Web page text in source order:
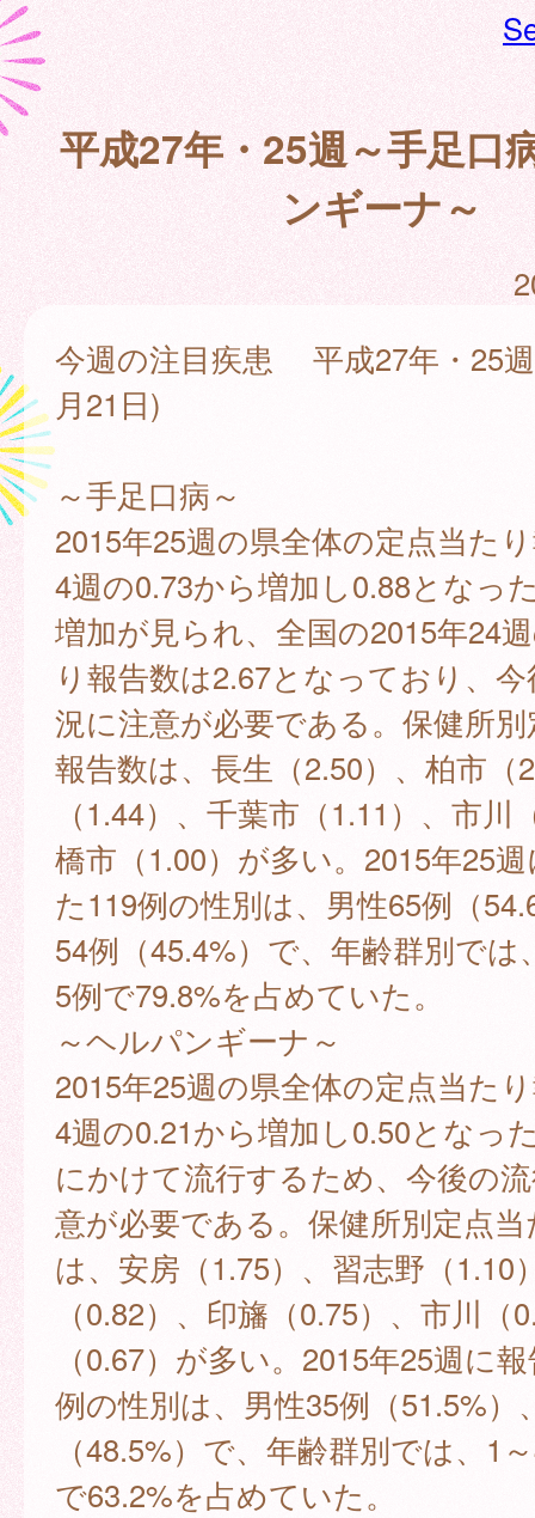
平成27年・25週～手足口
ンギーナ～
今週の注目疾患 平成27年・25
月21日)
～手足口病～
2015年25週の県全体の定点当た
4週の0.73から増加し0.88となっ
増加が見られ、全国の2015年24
り報告数は2.67となっており、
況に注意が必要である。保健所
報告数は、長生（2.50）、柏市（
（1.44）、千葉市（1.11）、市川
橋市（1.00）が多い。2015年25
た119例の性別は、男性65例（
54例（45.4%）で、年齢群別では
5例で79.8%を占めていた。
～ヘルパンギーナ～
2015年25週の県全体の定点当た
4週の0.21から増加し0.50となっ
にかけて流行するため、今後の
意が必要である。保健所別定点
は、安房（1.75）、習志野（1.10
（0.82）、印旛（0.75）、市川（
（0.67）が多い。2015年25週に
例の性別は、男性35例（51.5%）
（48.5%）で、年齢群別では、1
で63.2%を占めていた。